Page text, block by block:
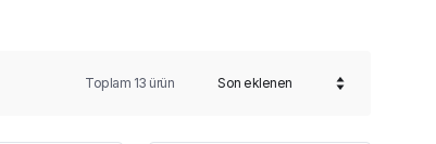
Toplam 13 ürün